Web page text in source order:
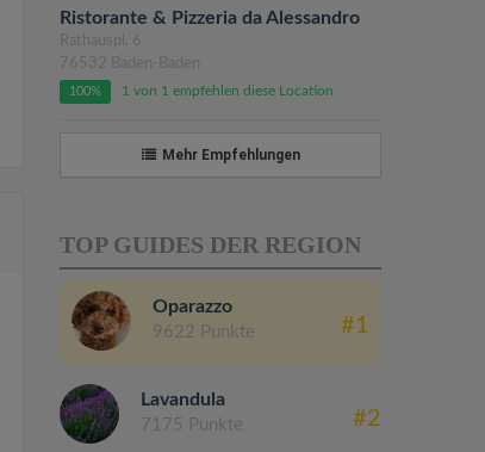
Ristorante & Pizzeria da Alessandro
Rathauspl. 6
76532 Baden-Baden
100% 1 von 1 empfehlen diese Location
Mehr Empfehlungen
TOP GUIDES DER REGION
Oparazzo
9622 Punkte #1
Lavandula
7175 Punkte #2